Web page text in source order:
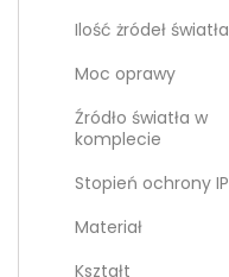
Ilość żródeł światła
Moc oprawy
Źródło światła w
komplecie
Stopień ochrony IP
Materiał
Kształt